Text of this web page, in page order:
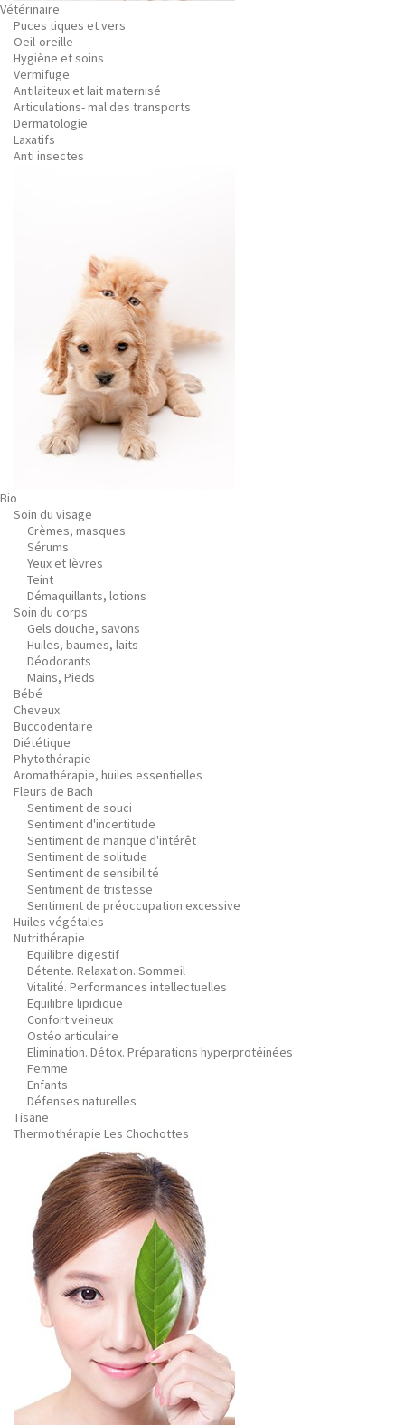
Vétérinaire
Puces tiques et vers
Oeil-oreille
Hygiène et soins
Vermifuge
Antilaiteux et lait maternisé
Articulations- mal des transports
Dermatologie
Laxatifs
Anti insectes
Bio
Soin du visage
Crèmes, masques
Sérums
Yeux et lèvres
Teint
Démaquillants, lotions
Soin du corps
Gels douche, savons
Huiles, baumes, laits
Déodorants
Mains, Pieds
Bébé
Cheveux
Buccodentaire
Diététique
Phytothérapie
Aromathérapie, huiles essentielles
Fleurs de Bach
Sentiment de souci
Sentiment d'incertitude
Sentiment de manque d'intérêt
Sentiment de solitude
Sentiment de sensibilité
Sentiment de tristesse
Sentiment de préoccupation excessive
Huiles végétales
Nutrithérapie
Equilibre digestif
Détente. Relaxation. Sommeil
Vitalité. Performances intellectuelles
Equilibre lipidique
Confort veineux
Ostéo articulaire
Elimination. Détox. Préparations hyperprotéinées
Femme
Enfants
Défenses naturelles
Tisane
Thermothérapie Les Chochottes